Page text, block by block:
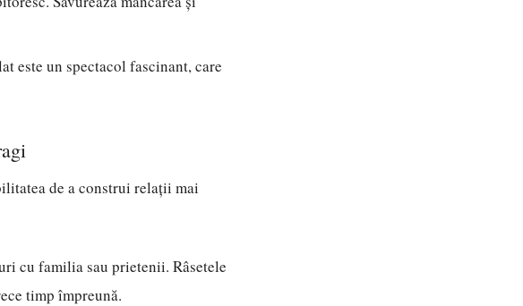
este un spectacol fascinant, care
de a construi relații mai
cu familia sau prietenii. Râsetele
timp împreună.